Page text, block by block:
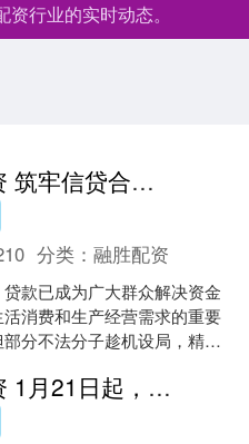
行业的实时动态。
亿配资 筑牢信贷合规防线 | 邮储银行贵州省分行多维发力守护群众财产安全
分类：融胜配资
款已成为广大群众解决资金
活消费和生产经营需求的重要
分不法分子趁机设局，精心
乱正常金融秩序....易配资 1月21日起，吉星庇佑，4属相财源广进，事业进步，生活更精彩